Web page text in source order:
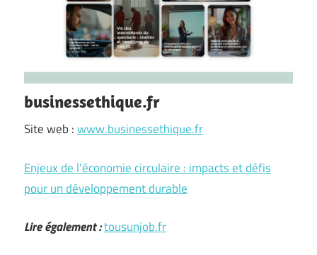
businessethique.fr
Site web :www.businessethique.fr
Enjeux de l’économie circulaire : impacts et défis
pour un développement durable
Lire également :tousunjob.fr